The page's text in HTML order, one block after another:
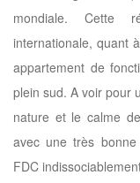
mondiale. Cette
internationale, quant
appartement de
plein sud. A voir pour
nature et le calme
avec une très
FDC